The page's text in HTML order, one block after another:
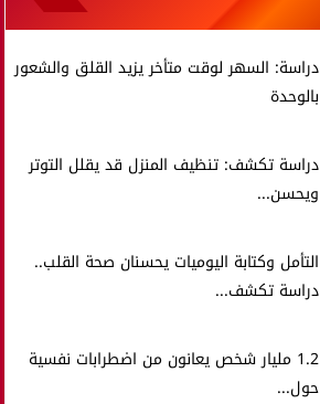
دراسة: السهر لوقت متأخر يزيد القلق والشعور
بالوحدة
دراسة تكشف: تنظيف المنزل قد يقلل التوتر
ويحسن...
التأمل وكتابة اليوميات يحسنان صحة القلب..
دراسة تكشف...
1.2 مليار شخص يعانون من اضطرابات نفسية
حول...